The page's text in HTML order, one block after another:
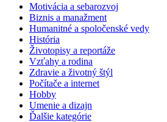
Motivácia a sebarozvoj
Biznis a manažment
Humanitné a spoločenské vedy
História
Životopisy a reportáže
Vzťahy a rodina
Zdravie a životný štýl
Počítače a internet
Hobby
Umenie a dizajn
Ďalšie kategórie